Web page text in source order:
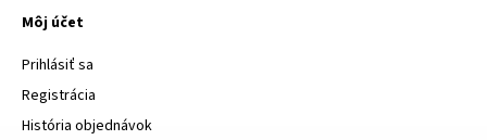
Môj účet
Prihlásiť sa
Registrácia
História objednávok